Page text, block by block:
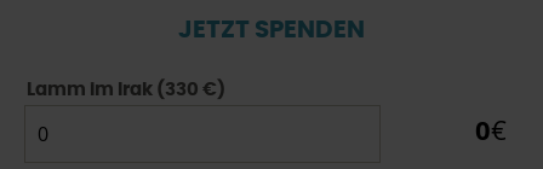
JETZT SPENDEN
Lamm im Irak (330 €)
0€